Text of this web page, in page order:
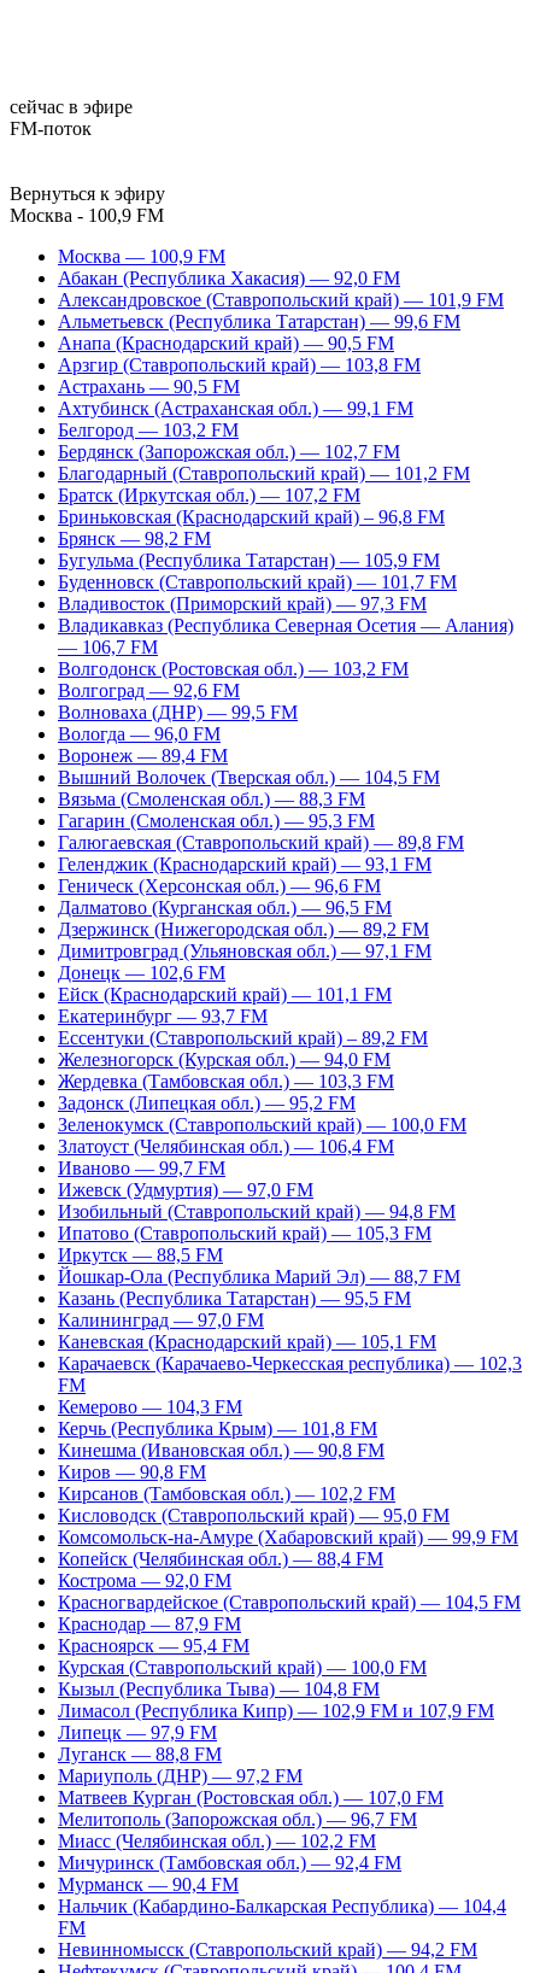
сейчас в эфире
FM-поток
Вернуться к эфиру
Москва - 100,9 FM
Москва — 100,9 FM
Абакан (Республика Хакасия) — 92,0 FM
Александровское (Ставропольский край) — 101,9 FM
Альметьевск (Республика Татарстан) — 99,6 FM
Анапа (Краснодарский край) — 90,5 FM
Арзгир (Ставропольский край) — 103,8 FM
Астрахань — 90,5 FM
Ахтубинск (Астраханская обл.) — 99,1 FM
Белгород — 103,2 FM
Бердянск (Запорожская обл.) — 102,7 FM
Благодарный (Ставропольский край) — 101,2 FM
Братск (Иркутская обл.) — 107,2 FM
Бриньковская (Краснодарский край) – 96,8 FM
Брянск — 98,2 FM
Бугульма (Республика Татарстан) — 105,9 FM
Буденновск (Ставропольский край) — 101,7 FM
Владивосток (Приморский край) — 97,3 FM
Владикавказ (Республика Северная Осетия — Алания)
— 106,7 FM
Волгодонск (Ростовская обл.) — 103,2 FM
Волгоград — 92,6 FM
Волноваха (ДНР) — 99,5 FM
Вологда — 96,0 FM
Воронеж — 89,4 FM
Вышний Волочек (Тверская обл.) — 104,5 FM
Вязьма (Смоленская обл.) — 88,3 FM
Гагарин (Смоленская обл.) — 95,3 FM
Галюгаевская (Ставропольский край) — 89,8 FM
Геленджик (Краснодарский край) — 93,1 FM
Геническ (Херсонская обл.) — 96,6 FM
Далматово (Курганская обл.) — 96,5 FM
Дзержинск (Нижегородская обл.) — 89,2 FM
Димитровград (Ульяновская обл.) — 97,1 FM
Донецк — 102,6 FM
Ейск (Краснодарский край) — 101,1 FM
Екатеринбург — 93,7 FM
Ессентуки (Ставропольский край) – 89,2 FM
Железногорск (Курская обл.) — 94,0 FM
Жердевка (Тамбовская обл.) — 103,3 FM
Задонск (Липецкая обл.) — 95,2 FM
Зеленокумск (Ставропольский край) — 100,0 FM
Златоуст (Челябинская обл.) — 106,4 FM
Иваново — 99,7 FM
Ижевск (Удмуртия) — 97,0 FM
Изобильный (Ставропольский край) — 94,8 FM
Ипатово (Ставропольский край) — 105,3 FM
Иркутск — 88,5 FM
Йошкар-Ола (Республика Марий Эл) — 88,7 FM
Казань (Республика Татарстан) — 95,5 FM
Калининград — 97,0 FM
Каневская (Краснодарский край) — 105,1 FM
Карачаевск (Карачаево-Черкесская республика) — 102,3
FM
Кемерово — 104,3 FM
Керчь (Республика Крым) — 101,8 FM
Кинешма (Ивановская обл.) — 90,8 FM
Киров — 90,8 FM
Кирсанов (Тамбовская обл.) — 102,2 FM
Кисловодск (Ставропольский край) — 95,0 FM
Комсомольск-на-Амуре (Хабаровский край) — 99,9 FM
Копейск (Челябинская обл.) — 88,4 FM
Кострома — 92,0 FM
Красногвардейское (Ставропольский край) — 104,5 FM
Краснодар — 87,9 FM
Красноярск — 95,4 FM
Курская (Ставропольский край) — 100,0 FM
Кызыл (Республика Тыва) — 104,8 FM
Лимасол (Республика Кипр) — 102,9 FM и 107,9 FM
Липецк — 97,9 FM
Луганск — 88,8 FM
Мариуполь (ДНР) — 97,2 FM
Матвеев Курган (Ростовская обл.) — 107,0 FM
Мелитополь (Запорожская обл.) — 96,7 FM
Миасс (Челябинская обл.) — 102,2 FM
Мичуринск (Тамбовская обл.) — 92,4 FM
Мурманск — 90,4 FM
Нальчик (Кабардино-Балкарская Республика) — 104,4
FM
Невинномысск (Ставропольский край) — 94,2 FM